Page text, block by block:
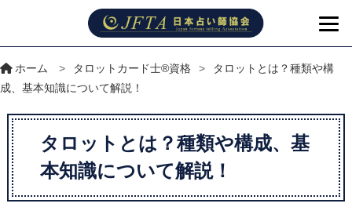
ホーム > タロットカード士®資格 >
タロットとは？種類や構
成、基本知識について解説！
タロットとは？種類や構成、基
本知識について解説！